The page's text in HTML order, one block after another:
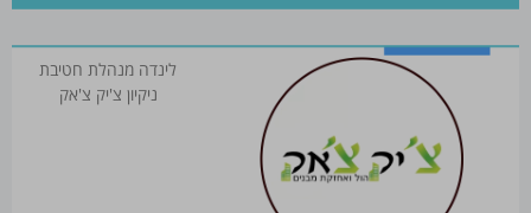
לינדה מנהלת חטיבת
ניקיון צ'יק צ'אק